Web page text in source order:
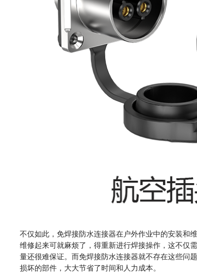
不仅如此，免焊接防水连接器在户外作业中的安装和
维修起来可就麻烦了，得重新进行焊接操作，这不仅
量还很难保证。而免焊接防水连接器就不存在这些问
损坏的部件，大大节省了时间和人力成本。